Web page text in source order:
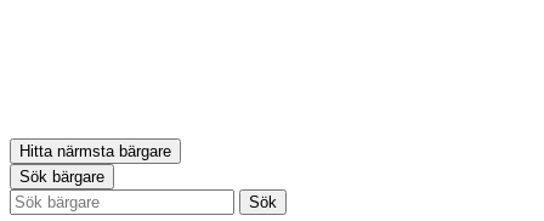
Hitta närmsta bärgare
Sök bärgare